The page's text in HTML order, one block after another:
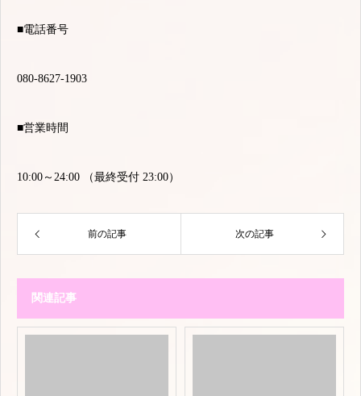
■電話番号
080-8627-1903
■営業時間
10:00～24:00 （最終受付 23:00）
前の記事 次の記事
関連記事